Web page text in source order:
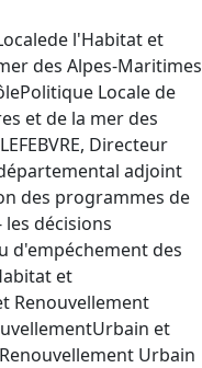
l'Habitat et
des Alpes-Maritimes
Locale de
et de la mer des
Directeur
adjoint
des programmes de
décisions
d'empéchement des
et
Renouvellement
et
Urbain